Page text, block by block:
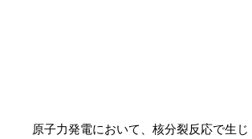
原子力発電において、核分裂反応で生じ